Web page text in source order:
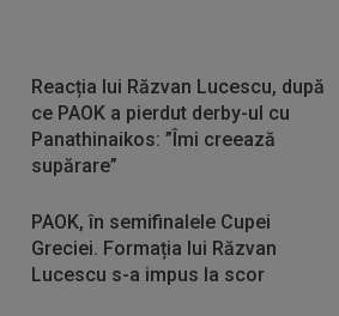
Reacția lui Răzvan Lucescu, după
ce PAOK a pierdut derby-ul cu
Panathinaikos: ”Îmi creează
supărare”
PAOK, în semifinalele Cupei
Greciei. Formația lui Răzvan
Lucescu s-a impus la scor